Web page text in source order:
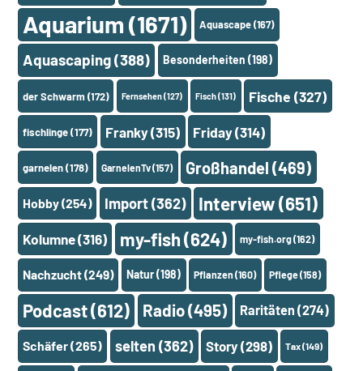
Aquarium (1671) Aquascape(167)
Aquascaping(388) Besonderheiten (198)
der Schwarm(172) Fernsehen(127) Fisch(131) Fische (327)
fischlinge(177) Franky(315) Friday(314)
garnelen(178) GarnelenTv(157) Großhandel (469)
Hobby(254) Import(362) Interview(651)
Kolumne(316) my-fish(624) my-fish.org(162)
Nachzucht(249) Natur(198) Pflanzen(160) Pflege(158)
Podcast(612) Radio(495) Raritäten (274)
Schäfer(265) selten (362) Story (298) Tax(149)